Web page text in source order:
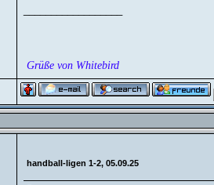
Grüße von Whitebird
handball-ligen 1-2, 05.09.25